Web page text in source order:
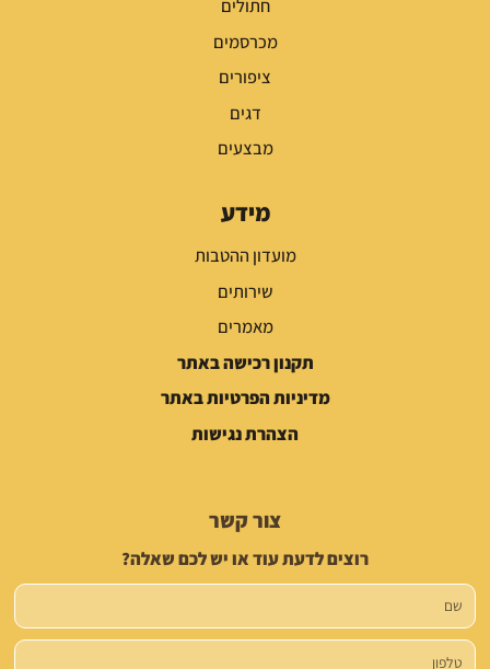
חתולים
מכרסמים
ציפורים
דגים
מבצעים
מידע
מועדון ההטבות
שירותים
מאמרים
תקנון רכישה באתר
מדיניות הפרטיות באתר
הצהרת נגישות
צור קשר
רוצים לדעת עוד או יש לכם שאלה?
שם
טלפון